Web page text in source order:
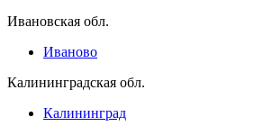
Ивановская обл.
Иваново
Калининградская обл.
Калининград